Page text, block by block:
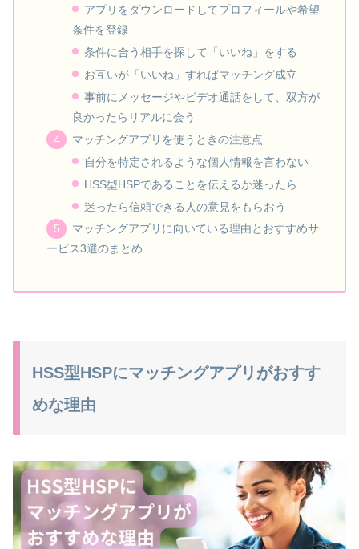
アプリをダウンロードしてプロフィールや希望
条件を登録
条件に合う相手を探して「いいね」をする
お互いが「いいね」すればマッチング成立
事前にメッセージやビデオ通話をして、双方が
良かったらリアルに会う
マッチングアプリを使うときの注意点
自分を特定されるような個人情報を言わない
HSS型HSPであることを伝えるか迷ったら
迷ったら信頼できる人の意見をもらおう
マッチングアプリに向いている理由とおすすめサ
ービス3選のまとめ
HSS型HSPにマッチングアプリがおすす
めな理由